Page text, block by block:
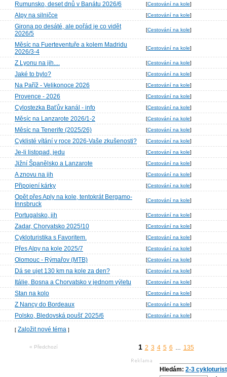
Rumunsko, deset dnů v Banátu 2026/6 [Cestování na kole]
Alpy na silničce [Cestování na kole]
Girona po desáté, ale pořád je co vidět
2026/5
[Cestování na kole]
Měsíc na Fuerteventuře a kolem Madridu
2026/3-4
[Cestování na kole]
Z Lyonu na jih.... [Cestování na kole]
Jaké to bylo? [Cestování na kole]
Na Paříž - Velikonoce 2026 [Cestování na kole]
Provence - 2026 [Cestování na kole]
Cylostezka Baťův kanál - info [Cestování na kole]
Měsíc na Lanzarote 2026/1-2 [Cestování na kole]
Měsíc na Tenerife (2025/26) [Cestování na kole]
Cyklisté vítání v roce 2026-Vaše zkušenosti? [Cestování na kole]
Je-li listopad, jedu [Cestování na kole]
Jižní Španělsko a Lanzarote [Cestování na kole]
A znovu na jih [Cestování na kole]
Připojení kárky [Cestování na kole]
Opět přes Aply na kole, tentokrát Bergamo-
Innsbruck
[Cestování na kole]
Portugalsko, jih [Cestování na kole]
Zadar, Chorvatsko 2025!10 [Cestování na kole]
Cykloturistika s Favoritem. [Cestování na kole]
Přes Alpy na kole 2025/7 [Cestování na kole]
Olomouc - Rýmařov (MTB) [Cestování na kole]
Dá se ujet 130 km na kole za den? [Cestování na kole]
Itálie, Bosna a Chorvatsko v jednom výletu [Cestování na kole]
Stan na kolo [Cestování na kole]
Z Nancy do Bordeaux [Cestování na kole]
Polsko, Bledovská poušť 2025/6 [Cestování na kole]
[ Založit nové téma ]
« Předchozí 1 2 3 4 5 6 135
Hledám: 2-3